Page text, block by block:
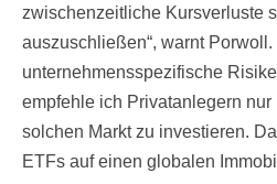
zwischenzeitliche Kursverluste
auszuschließen“, warnt Porwoll.
unternehmensspezifische
empfehle ich Privatanlegern nur
solchen Markt zu investieren.
ETFs auf einen globalen